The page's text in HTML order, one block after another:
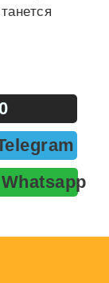
Whatsapp